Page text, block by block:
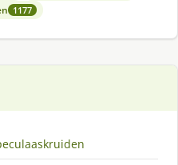
1177